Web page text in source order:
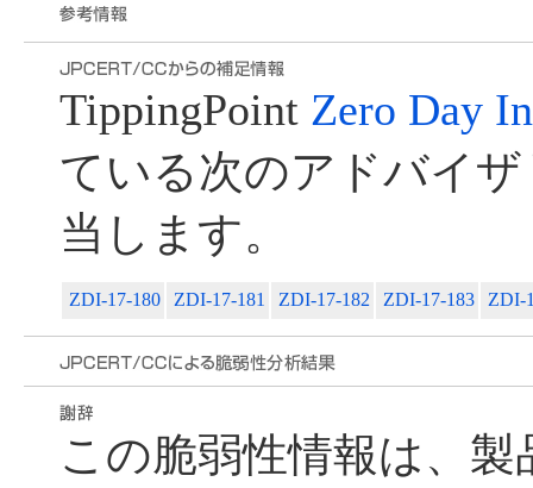
TippingPoint Zero Day
ている次のアドバイ
当します。
ZDI-17-180 ZDI-17-181 ZDI-17-182 ZDI-17-183 ZDI-
この脆弱性情報は、